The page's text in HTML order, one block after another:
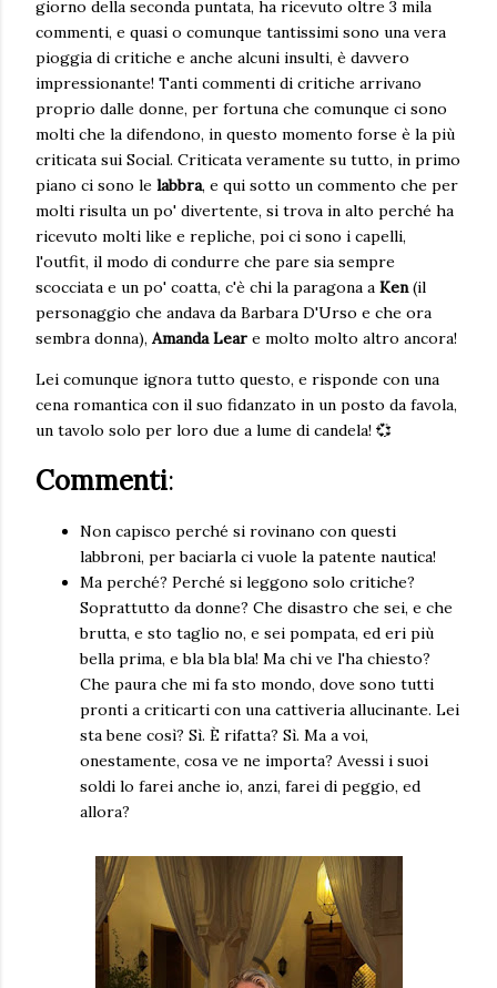
giorno della seconda puntata, ha ricevuto oltre 3 mila
commenti, e quasi o comunque tantissimi sono una vera
pioggia di critiche e anche alcuni insulti, è davvero
impressionante! Tanti commenti di critiche arrivano
proprio dalle donne, per fortuna che comunque ci sono
molti che la difendono, in questo momento forse è la più
criticata sui Social. Criticata veramente su tutto, in primo
piano ci sono le labbra, e qui sotto un commento che per
molti risulta un po' divertente, si trova in alto perché ha
ricevuto molti like e repliche, poi ci sono i capelli,
l'outfit, il modo di condurre che pare sia sempre
scocciata e un po' coatta, c'è chi la paragona a Ken(il
personaggio che andava da Barbara D'Urso e che ora
sembra donna), Amanda Lear e molto molto altro ancora!
Lei comunque ignora tutto questo, e risponde con una
cena romantica con il suo fidanzato in un posto da favola,
un tavolo solo per loro due a lume di candela! 💞
Commenti:
Non capisco perché si rovinano con questi
labbroni, per baciarla ci vuole la patente nautica!
Ma perché? Perché si leggono solo critiche?
Soprattutto da donne? Che disastro che sei, e che
brutta, e sto taglio no, e sei pompata, ed eri più
bella prima, e bla bla bla! Ma chi ve l'ha chiesto?
Che paura che mi fa sto mondo, dove sono tutti
pronti a criticarti con una cattiveria allucinante. Lei
sta bene così? Sì. È rifatta? Sì. Ma a voi,
onestamente, cosa ve ne importa? Avessi i suoi
soldi lo farei anche io, anzi, farei di peggio, ed
allora?